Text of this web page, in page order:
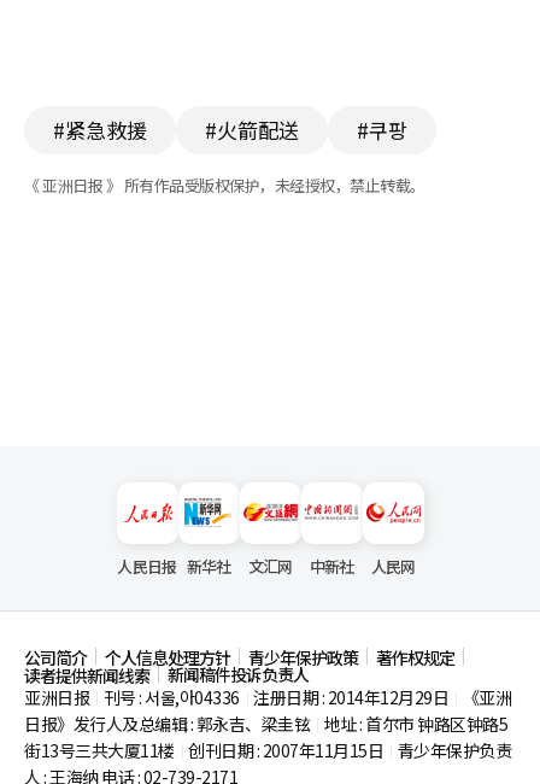
#紧急救援 #火箭配送 #쿠팡
《 亚洲日报 》 所有作品受版权保护，未经授权，禁止转载。
人民日报 新华社 文汇网 中新社 人民网
公司简介 个人信息处理方针 青少年保护政策 著作权规定
读者提供新闻线索
新闻稿件投诉负责人
亚洲日报
刊号 : 서울,아04336 注册日期 : 2014年12月29日
《亚洲
日报》发行人及总编辑 : 郭永吉、梁圭铉 地址 : 首尔市钟路区钟路5
街13号三共大厦11楼 创刊日期 : 2007年11月15日
青少年保护负责
人 : 王海纳 电话 : 02-739-2171